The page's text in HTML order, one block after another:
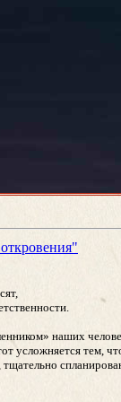
наших
усложняется тем,